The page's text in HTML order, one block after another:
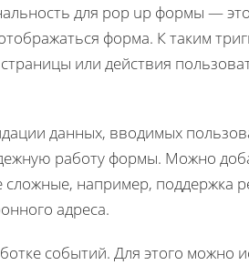
для pop up формы —
форма. К таким
или действия
данных, вводимых
работу формы. Можно
сложные, например, поддержка
адреса.
событий. Для этого можно